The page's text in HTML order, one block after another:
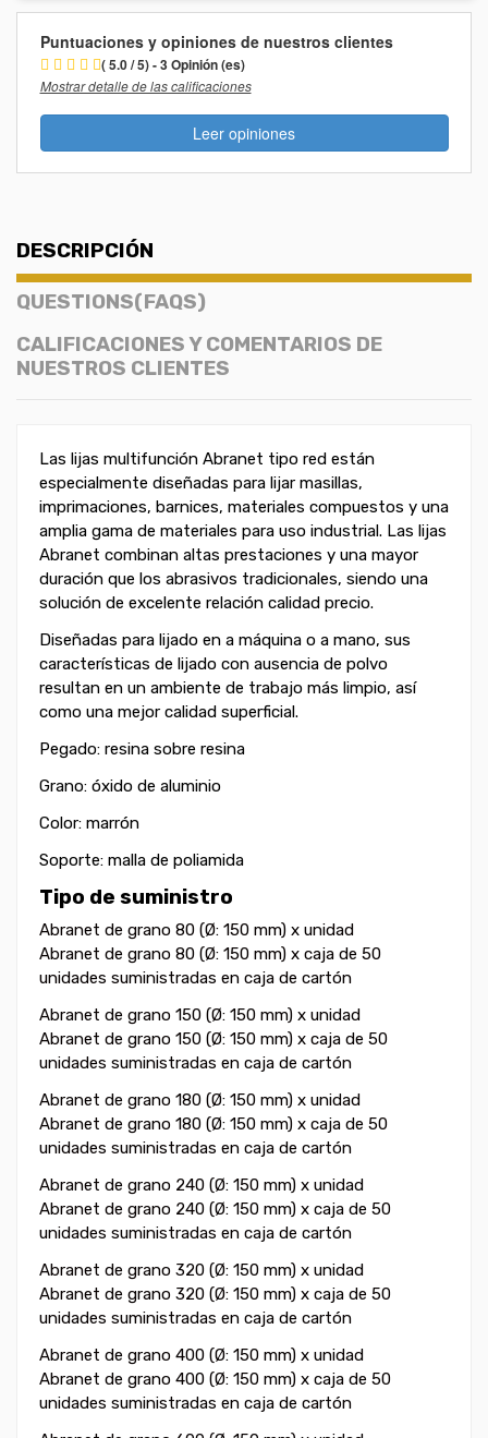
Puntuaciones y opiniones de nuestros clientes
( 5.0 / 5) - 3 Opinión (es)
Mostrar detalle de las calificaciones
Leer opiniones
DESCRIPCIÓN
QUESTIONS(FAQS)
CALIFICACIONES Y COMENTARIOS DE
NUESTROS CLIENTES
Las lijas multifunción Abranet tipo red están
especialmente diseñadas para lijar masillas,
imprimaciones, barnices, materiales compuestos y una
amplia gama de materiales para uso industrial. Las lijas
Abranet combinan altas prestaciones y una mayor
duración que los abrasivos tradicionales, siendo una
solución de excelente relación calidad precio.
Diseñadas para lijado en a máquina o a mano, sus
características de lijado con ausencia de polvo
resultan en un ambiente de trabajo más limpio, así
como una mejor calidad superficial.
Pegado: resina sobre resina
Grano: óxido de aluminio
Color: marrón
Soporte: malla de poliamida
Tipo de suministro
Abranet de grano 80 (Ø: 150 mm) x unidad
Abranet de grano 80 (Ø: 150 mm) x caja de 50
unidades suministradas en caja de cartón
Abranet de grano 150 (Ø: 150 mm) x unidad
Abranet de grano 150 (Ø: 150 mm) x caja de 50
unidades suministradas en caja de cartón
Abranet de grano 180 (Ø: 150 mm) x unidad
Abranet de grano 180 (Ø: 150 mm) x caja de 50
unidades suministradas en caja de cartón
Abranet de grano 240 (Ø: 150 mm) x unidad
Abranet de grano 240 (Ø: 150 mm) x caja de 50
unidades suministradas en caja de cartón
Abranet de grano 320 (Ø: 150 mm) x unidad
Abranet de grano 320 (Ø: 150 mm) x caja de 50
unidades suministradas en caja de cartón
Abranet de grano 400 (Ø: 150 mm) x unidad
Abranet de grano 400 (Ø: 150 mm) x caja de 50
unidades suministradas en caja de cartón